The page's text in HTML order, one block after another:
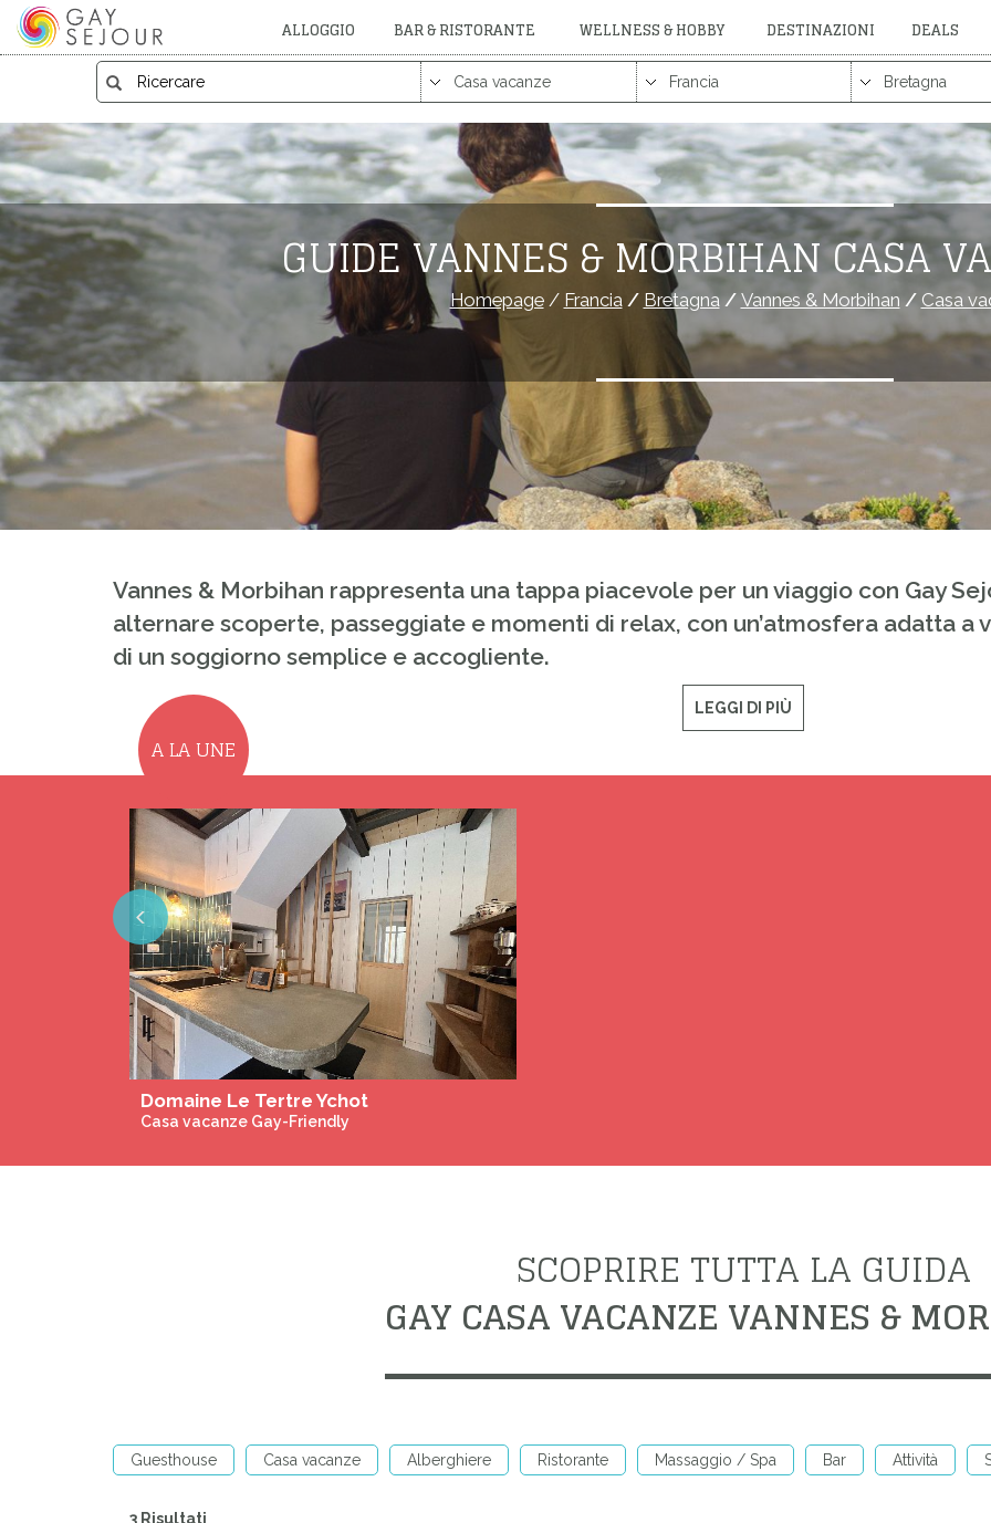
ALLOGGIO BAR & RISTORANTE WELLNESS & HOBBY DESTINAZIONI DEALS
GUIDE VANNES & MORBIHAN CASA
Homepage/ Francia/ Bretagna/ Vannes & Morbihan / Casa
Vannes & Morbihan rappresenta una tappa piacevole per un viaggio con Gay
alternare scoperte, passeggiate e momenti di relax, con un’atmosfera adatta a
di un soggiorno semplice e accogliente.
LEGGI DI PIÙ
A LA UNE
Previous
Domaine Le Tertre Ychot
Casa vacanze Gay-Friendly
SCOPRIRE TUTTA LA GUIDA
GAY CASA VACANZE VANNES &
Guesthouse Casa vacanze Alberghiere Ristorante Massaggio / Spa Bar Attività
3 Risultati